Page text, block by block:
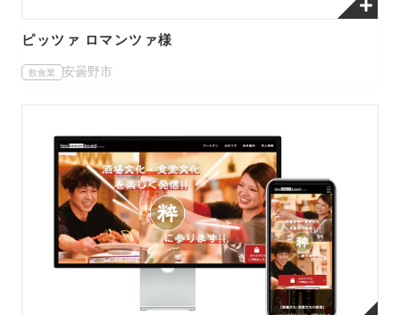
ピッツァ ロマンツァ様
飲食業 安曇野市